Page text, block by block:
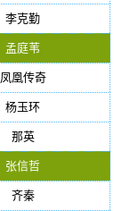
李克勤
孟庭苇
凤凰传奇
杨玉环
那英
张信哲
齐秦